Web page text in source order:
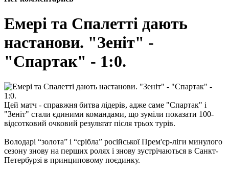
Емері та Спалетті дають
настанови. "Зеніт" -
"Спартак" - 1:0.
Цей матч - справжня битва лідерів, адже саме "Спартак" і
"Зеніт" стали єдиними командами, що зуміли показати 100-
відсотковий очковий результат після трьох турів.
Володарі “золота” і “срібла” російської Прем'єр-ліги минулого
сезону знову на перших ролях і знову зустрічаються в Санкт-
Петербурзі в принциповому поєдинку.